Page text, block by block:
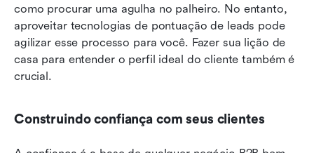
como procurar uma agulha no palheiro. No entanto,
aproveitar tecnologias de pontuação de leads pode
agilizar esse processo para você. Fazer sua lição de
casa para entender o perfil ideal do cliente também é
crucial.
Construindo confiança com seus clientes